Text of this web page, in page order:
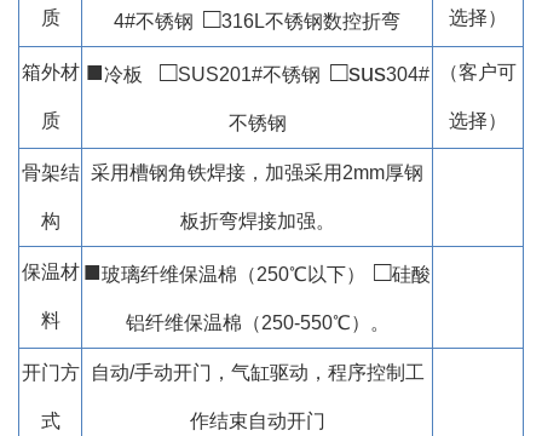
质 4#不锈钢 □316L不锈钢数控折弯 选择）
箱外材
质
■冷板 □SUS201#不锈钢 □sus304#
不锈钢
（客户可
选择）
骨架结
构
采用槽钢角铁焊接，加强采用2mm厚钢
板折弯焊接加强。
保温材
料
■玻璃纤维保温棉（250℃以下） □硅酸
铝纤维保温棉（250-550℃）。
开门方
式
自动/手动开门，气缸驱动，程序控制工
作结束自动开门